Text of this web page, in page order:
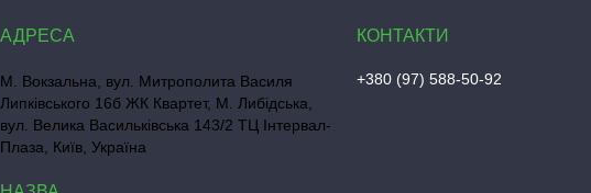
М. Вокзальна, вул. Митрополита Василя
Липківського 16б ЖК Квартет, М. Либідська,
вул. Велика Васильківська 143/2 ТЦ Інтервал-
Плаза, Київ, Україна
+380 (97) 588-50-92